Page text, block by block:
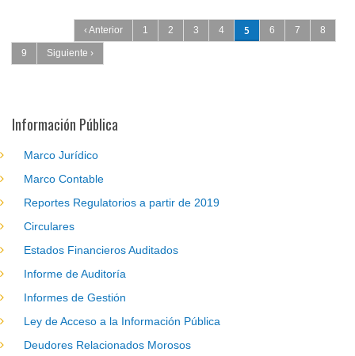
Páginas
‹ Anterior 1 2 3 4 5 6 7 8
9 Siguiente ›
Información Pública
Marco Jurídico
Marco Contable
Reportes Regulatorios a partir de 2019
Circulares
Estados Financieros Auditados
Informe de Auditoría
Informes de Gestión
Ley de Acceso a la Información Pública
Deudores Relacionados Morosos